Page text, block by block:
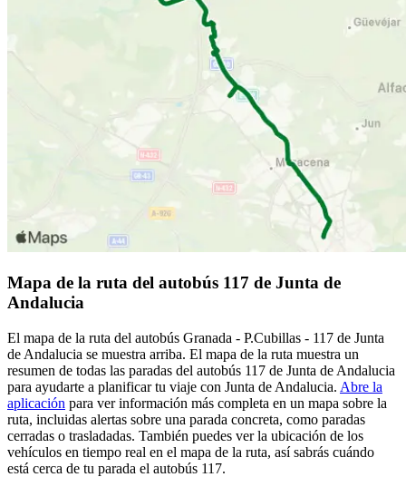
Mapa de la ruta del autobús 117 de Junta de
Andalucia
El mapa de la ruta del autobús Granada - P.Cubillas - 117 de Junta
de Andalucia se muestra arriba. El mapa de la ruta muestra un
resumen de todas las paradas del autobús 117 de Junta de Andalucia
para ayudarte a planificar tu viaje con Junta de Andalucia. Abre la
aplicación para ver información más completa en un mapa sobre la
ruta, incluidas alertas sobre una parada concreta, como paradas
cerradas o trasladadas. También puedes ver la ubicación de los
vehículos en tiempo real en el mapa de la ruta, así sabrás cuándo
está cerca de tu parada el autobús 117.